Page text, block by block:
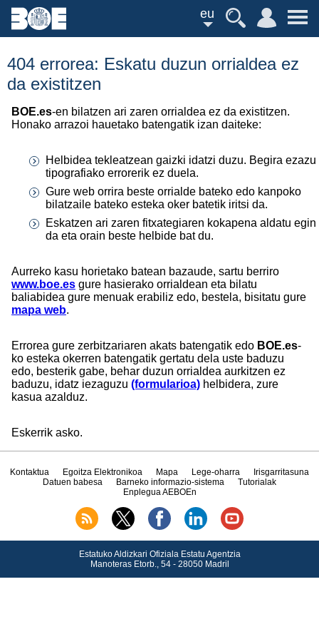
eu
404 errorea: Eskatu duzun orrialdea ez
da existitzen
BOE.es-en bilatzen ari zaren orrialdea ez da existitzen.
Honako arrazoi hauetako batengatik izan daiteke:
Helbidea tekleatzean gaizki idatzi duzu. Begira ezazu
tipografiako errorerik ez duela.
Gure web orrira beste orrialde bateko edo kanpoko
bilatzaile bateko esteka oker batetik iritsi da.
Eskatzen ari zaren fitxategiaren kokapena aldatu egin
da eta orain beste helbide bat du.
Aurreko kasu horietako batean bazaude, sartu berriro
www.boe.es gure hasierako orrialdean eta bilatu
baliabidea gure menuak erabiliz edo, bestela, bisitatu gure
mapa web.
Errorea gure zerbitzariaren akats batengatik edo BOE.es-
ko esteka okerren batengatik gertatu dela uste baduzu
edo, besterik gabe, behar duzun orrialdea aurkitzen ez
baduzu, idatz iezaguzu (formularioa) helbidera, zure
kasua azalduz.
Eskerrik asko.
Kontaktua Egoitza Elektronikoa Mapa Lege-oharra
Irisgarritasuna
Datuen babesa
Barneko informazio-sistema
Tutorialak
Enplegua AEBOEn
Estatuko Aldizkari Ofiziala Estatu Agentzia
Manoteras Etorb., 54 - 28050 Madril